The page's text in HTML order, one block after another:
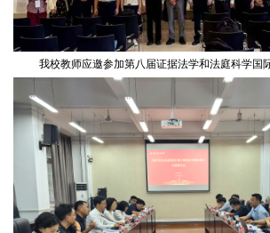
我校教师应邀参加第八届证据法学和法庭科学国